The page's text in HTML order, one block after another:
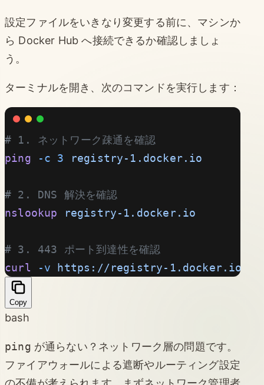
設定ファイルをいきなり変更する前に、マシンか
ら Docker Hub へ接続できるか確認しましょ
う。
ターミナルを開き、次のコマンドを実行します：
# 1. ネットワーク疎通を確認
ping -c 3 registry-1.docker.io
# 2. DNS 解決を確認
nslookup registry-1.docker.io
# 3. 443 ポート到達性を確認
curl -v https://registry-1.docker.io/
Copy
bash
ping が通らない？ネットワーク層の問題です。
ファイアウォールによる遮断やルーティング設定